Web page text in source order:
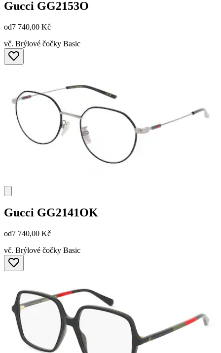
Gucci GG2153O
od7 740,00 Kč
vč. Brýlové čočky Basic
Gucci GG2141OK
od7 740,00 Kč
vč. Brýlové čočky Basic